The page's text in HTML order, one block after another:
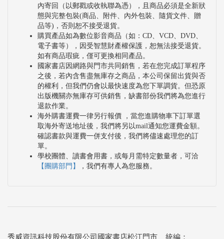
內寄回（以郵戳或收執聯為憑），且商品必須是全新狀
態與完整包裝(商品、附件、內外包裝、隨貨文件、贈
品等)，否則恕不接受退貨。
購買產品如為數位影音商品（如：CD、VCD、DVD、
電子書等），因受智慧財產權保護，恕無法接受退貨。
如有商品瑕疵，僅可更換相同產品。
國家書店因網路與門市共同銷售，若在您完成訂單程序
之後，若內含售盡無庫存之商品，本公司保留出貨與否
的權利，但我們仍會以最快速度為您下單調貨。但恐原
出版機關亦無庫存可供銷售，缺書部份我們將為您進行
退款作業。
海外購書運費一律另行報價 ，當您進購物車下訂單選
取海外寄送地址後，我們將另以mail通知您運費金額。
確認書款與運費一併支付後，我們將儘速處理您的訂
單。
學校團體、讀書會用書，或每月需特定數量者，可洽
【團購部門】
，我們有專人為您服務。
秀威資訊科技股份有限公司國家書店松江門市 統編：